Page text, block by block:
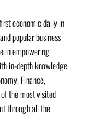
economic daily in
popular business
in empowering
in-depth knowledge
Finance,
the most visited
through all the